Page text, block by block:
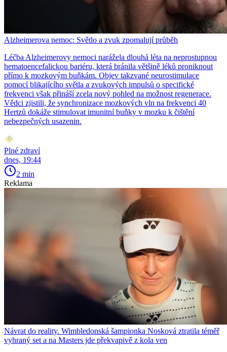
Alzheimerova nemoc: Světlo a zvuk zpomalují průběh
Léčba Alzheimerovy nemoci narážela dlouhá léta na neprostupnou
hematoencefalickou bariéru, která bránila většině léků proniknout
přímo k mozkovým buňkám. Objev takzvané neurostimulace
pomocí blikajícího světla a zvukových impulsů o specifické
frekvenci však přináší zcela nový pohled na možnost regenerace.
Vědci zjistili, že synchronizace mozkových vln na frekvenci 40
Hertzů dokáže stimulovat imunitní buňky v mozku k čištění
nebezpečných usazenin.
Plné zdraví
dnes, 19:44
2 min
Reklama
Návrat do reality. Wimbledonská šampionka Nosková ztratila téměř
vyhraný set a na Masters jde překvapivě z kola ven